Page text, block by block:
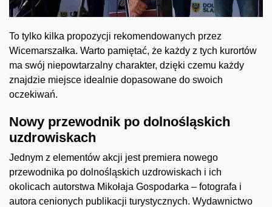
To tylko kilka propozycji rekomendowanych przez
Wicemarszałka. Warto pamiętać, że każdy z tych kurortów
ma swój niepowtarzalny charakter, dzięki czemu każdy
znajdzie miejsce idealnie dopasowane do swoich
oczekiwań.
Nowy przewodnik po dolnośląskich
uzdrowiskach
Jednym z elementów akcji jest premiera nowego
przewodnika po dolnośląskich uzdrowiskach i ich
okolicach autorstwa Mikołaja Gospodarka – fotografa i
autora cenionych publikacji turystycznych. Wydawnictwo